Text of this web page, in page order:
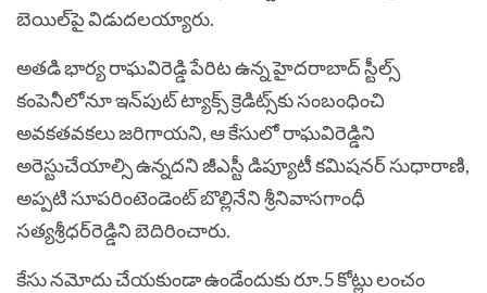
బెయిల్‌పై విడుదలయ్యారు.
అతడి భార్య రాఘవిరెడ్డి పేరిట ఉన్న హైదరాబాద్‌ స్టీల్స్‌
కంపెనీలోనూ ఇన్‌పుట్‌ ట్యాక్స్‌ క్రెడిట్స్‌కు సంబంధించి
అవకతవకలు జరిగాయని, ఆ కేసులో రాఘవిరెడ్డిని
అరెస్టుచేయాల్సి ఉన్నదని జీఎస్టీ డిప్యూటీ కమిషనర్‌ సుధారాణి,
అప్పటి సూపరింటెండెంట్‌ బొల్లినేని శ్రీనివాసగాంధీ
సత్యశ్రీధర్‌రెడ్డిని బెదిరించారు.
కేసు నమోదు చేయకుండా ఉండేందుకు రూ.5 కోట్లు లంచం